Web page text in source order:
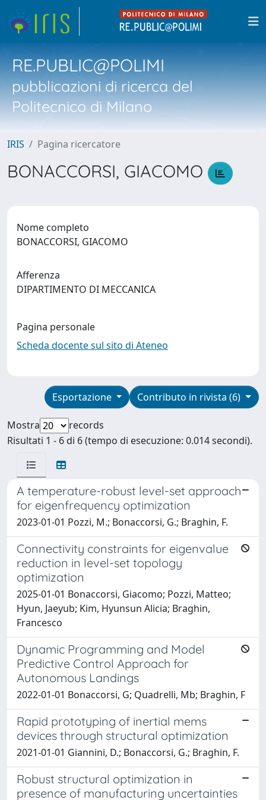
RE.PUBLIC@POLIMI
pubblicazioni di ricerca del
Politecnico di Milano
IRIS Pagina ricercatore
BONACCORSI, GIACOMO
Nome completo
BONACCORSI, GIACOMO
Afferenza
DIPARTIMENTO DI MECCANICA
Pagina personale
Scheda docente sul sito di Ateneo
Contributo in rivista (6)
Esportazione
Mostra
records
Risultati 1 - 6 di 6 (tempo di esecuzione: 0.014 secondi).
A temperature-robust level-set approach
for eigenfrequency optimization
2023-01-01 Pozzi, M.; Bonaccorsi, G.; Braghin, F.
Connectivity constraints for eigenvalue
reduction in level-set topology
optimization
2025-01-01 Bonaccorsi, Giacomo; Pozzi, Matteo;
Hyun, Jaeyub; Kim, Hyunsun Alicia; Braghin,
Francesco
Dynamic Programming and Model
Predictive Control Approach for
Autonomous Landings
2022-01-01 Bonaccorsi, G; Quadrelli, Mb; Braghin, F
Rapid prototyping of inertial mems
devices through structural optimization
2021-01-01 Giannini, D.; Bonaccorsi, G.; Braghin, F.
Robust structural optimization in
presence of manufacturing uncertainties